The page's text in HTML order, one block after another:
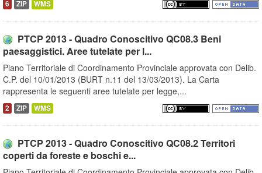
6 ZIP WMS
PTCP 2013 - Quadro Conoscitivo QC08.3 Beni
paesaggistici. Aree tutelate per l...
Piano Territoriale di Coordinamento Provinciale approvata con Delib.
C.P. del 10/01/2013 (BURT n.11 del 13/03/2013). La Carta
rappresenta le seguenti aree tutelate per legge,...
2 ZIP WMS
PTCP 2013 - Quadro Conoscitivo QC08.2 Territori
coperti da foreste e boschi e...